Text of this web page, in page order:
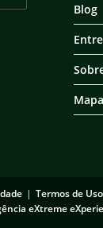
Blog
Mapa
Termos de Uso
eXtreme